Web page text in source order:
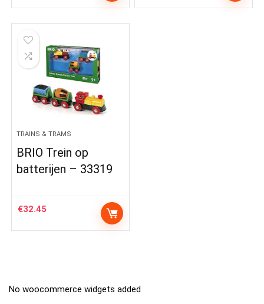
TRAINS & TRAMS
BRIO Trein op
batterijen – 33319
€32.45
No woocommerce widgets added